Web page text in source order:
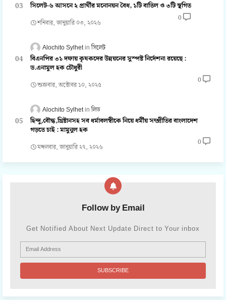
সিলেট-৬ আসনে ২ প্রার্থীর মনোনয়ন বৈধ, ১টি বাতিল ও ৩টি স্থগিত
শনিবার, জানুয়ারি ০৩, ২০২৬
0
Alochito Sylhet সিলেট
বিএনপির ৩১ দফায় কৃষকদের উন্নয়নের সুস্পষ্ট নির্দেশনা রয়েছে :
ড.এনামুল হক চৌধুরী
শুক্রবার, অক্টোবর ১০, ২০২৫
0
Alochito Sylhet লিড
হিন্দু,বৌদ্ধ,খ্রিষ্টানসহ সব ধর্মাবলম্বীকে নিয়ে ধর্মীয় সম্প্রীতির বাংলাদেশ
গড়তে চাই : মামুনুল হক
মঙ্গলবার, জানুয়ারি ২৭, ২০২৬
0
Follow by Email
Get Notified About Next Update Direct to Your inbox